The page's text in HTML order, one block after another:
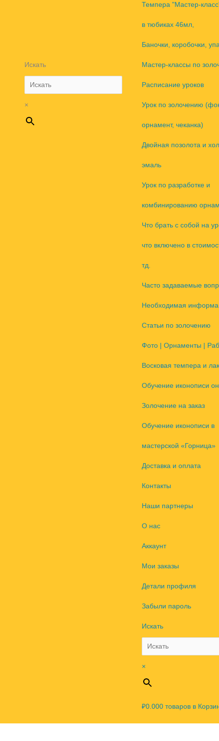
Искать
×
Темпера "Мастер-
в тюбиках 46мл,
Баночки, коробочки,
Мастер-классы по
Расписание уроков
Урок по золочению
орнамент, чеканка)
Двойная позолота и
эмаль
Урок по разработке и
комбинированию
Что брать с собой на
что включено в
тд.
Часто задаваемые
Необходимая
Статьи по золочению
Фото | Орнаменты |
Восковая темпера и лак
Обучение иконописи
Золочение на заказ
Обучение иконописи в
мастерской «Горница»
Доставка и оплата
Контакты
Наши партнеры
О нас
Аккаунт
Мои заказы
Детали профиля
Забыли пароль
Искать
×
₽0.000товаров в